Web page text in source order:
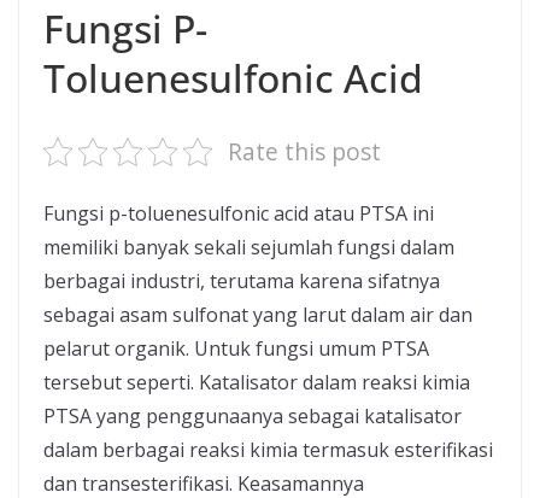
Fungsi P-
Toluenesulfonic Acid
Rate this post
Fungsi p-toluenesulfonic acid atau PTSA ini
memiliki banyak sekali sejumlah fungsi dalam
berbagai industri, terutama karena sifatnya
sebagai asam sulfonat yang larut dalam air dan
pelarut organik. Untuk fungsi umum PTSA
tersebut seperti. Katalisator dalam reaksi kimia
PTSA yang penggunaanya sebagai katalisator
dalam berbagai reaksi kimia termasuk esterifikasi
dan transesterifikasi. Keasamannya